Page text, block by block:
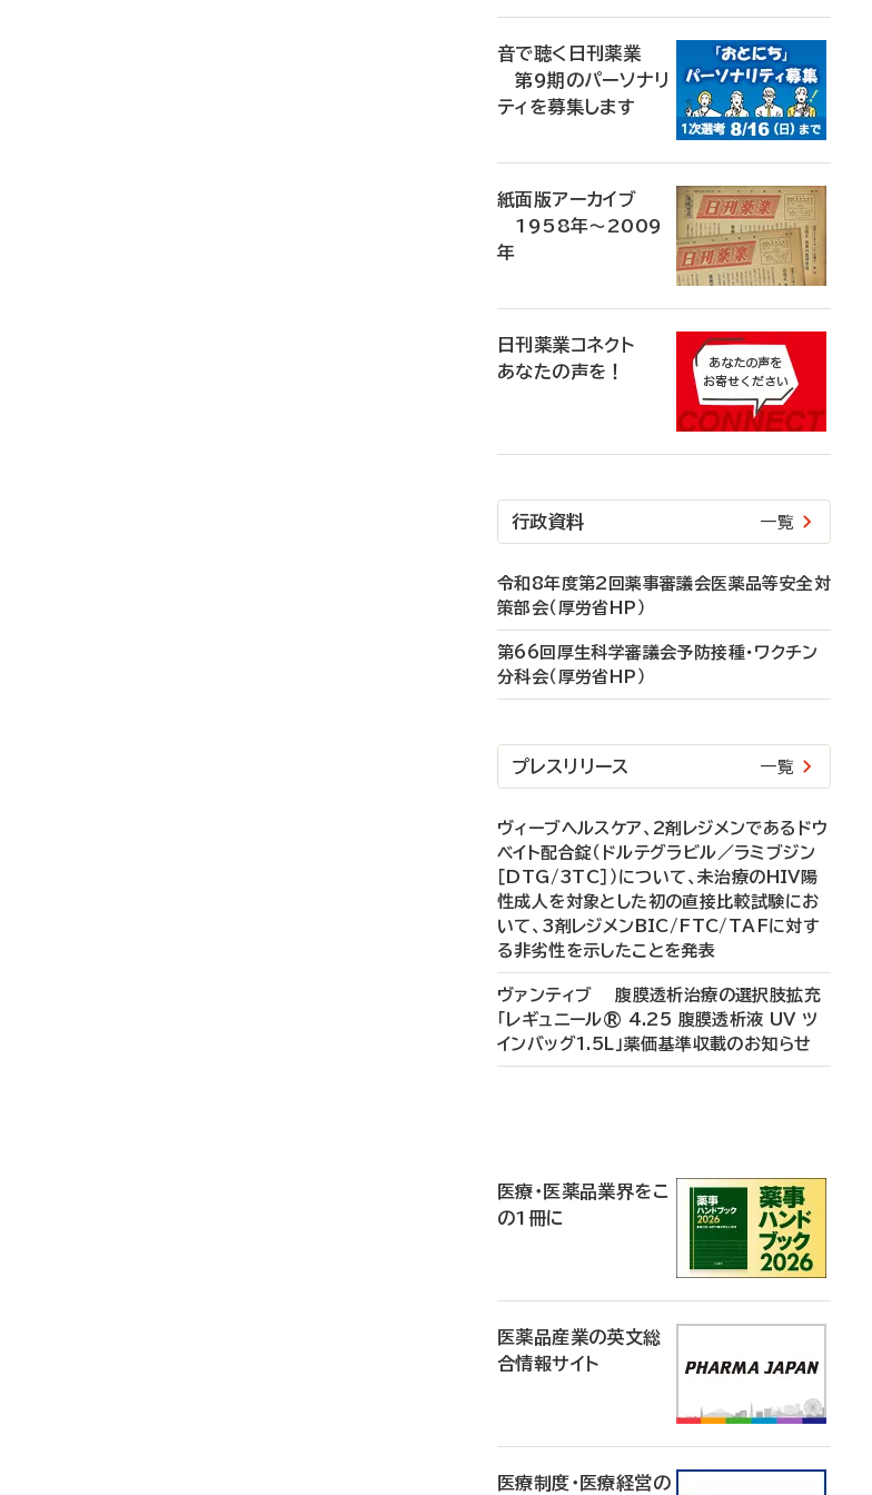
音で聴く日刊薬業
第9期のパーソナリ
ティを募集します
紙面版アーカイブ
1958年～2009
年
日刊薬業コネクト
あなたの声を！
行政資料 一覧
令和8年度第2回薬事審議会医薬品等安全対
策部会（厚労省HP）
第66回厚生科学審議会予防接種・ワクチン
分科会（厚労省HP）
プレスリリース 一覧
ヴィーブヘルスケア、2剤レジメンであるドウ
ベイト配合錠（ドルテグラビル／ラミブジン
［DTG/3TC］）について、未治療のHIV陽
性成人を対象とした初の直接比較試験にお
いて、3剤レジメンBIC/FTC/TAFに対す
る非劣性を示したことを発表
ヴァンティブ 腹膜透析治療の選択肢拡充
「レギュニール® 4.25 腹膜透析液 UV ツ
インバッグ1.5L」薬価基準収載のお知らせ
医療・医薬品業界をこ
の1冊に
医薬品産業の英文総
合情報サイト
医療制度・医療経営の